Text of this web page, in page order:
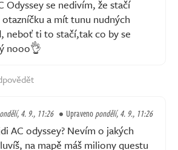
Odyssey se nedivím, že stačí
a mít tunu nudných
neboť ti to stačí,tak co by se
nooo👌
4. 9., 11:26 Upravenopondělí, 4. 9., 11:26
AC odyssey? Nevím o jakých
na mapě máš miliony questu